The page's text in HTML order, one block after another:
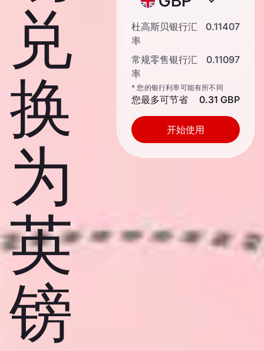
兑
换
为
英
镑
杜高斯贝银行汇
率
0.11407
常规零售银行汇
率
0.11097
* 您的银行利率可能有所不同
您最多可节省 0.31 GBP
开始使用